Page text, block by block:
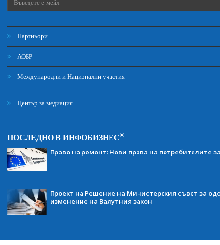
Партньори
АОБР
Международни и Национални участия
Център за медиация
ПОСЛЕДНО В ИНФОБИЗНЕС®
Право на ремонт: Нови права на потребителите
Проект на Решение на Министерския съвет за
изменение на Валутния закон